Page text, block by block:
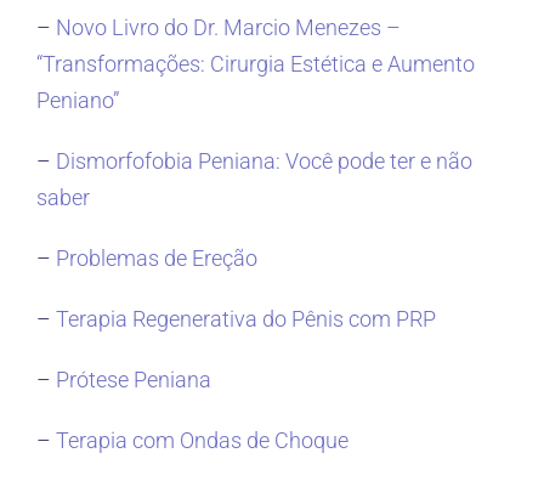
– Novo Livro do Dr. Marcio Menezes –
“Transformações: Cirurgia Estética e Aumento
Peniano”
– Dismorfofobia Peniana: Você pode ter e não
saber
– Problemas de Ereção
– Terapia Regenerativa do Pênis com PRP
– Prótese Peniana
– Terapia com Ondas de Choque